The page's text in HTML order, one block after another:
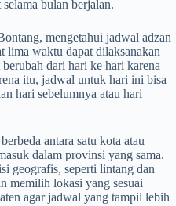
bulan berjalan.
mengetahui jadwal adzan
lima waktu dapat dilaksanakan
dari hari ke hari karena
itu, jadwal untuk hari ini bisa
hari sebelumnya atau hari
antara satu kota atau
dalam provinsi yang sama.
geografis, seperti lintang dan
memilih lokasi yang sesuai
agar jadwal yang tampil lebih